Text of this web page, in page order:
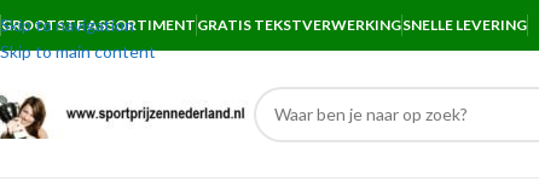
Skip to navigation
Skip to main content
GROOTSTE ASSORTIMENT GRATIS TEKSTVERWERKINGSNELLE LEVERING